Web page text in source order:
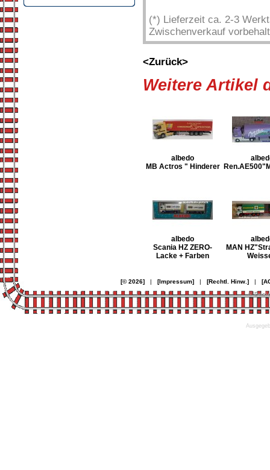
(*) Lieferzeit ca. 2-3
Zwischenverkauf
<Zurück>
Weitere Artikel
albedo
MB Actros " Hinderer
albedo
Scania HZ ZERO-
Lacke + Farben
MAN
[© 2026]| [Impressum]| [Rechtl. Hinw.]|
©